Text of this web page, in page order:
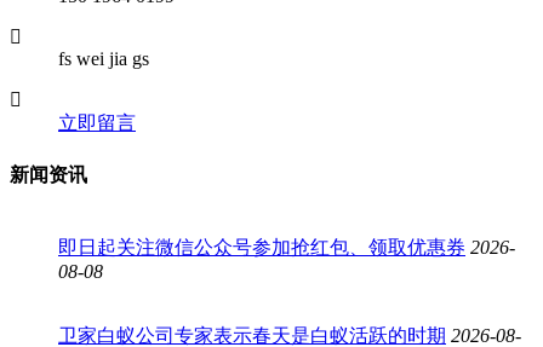
fs wei jia gs
立即留言
新闻资讯
即日起关注微信公众号参加抢红包、领取优惠券 2026-
08-08
卫家白蚁公司专家表示春天是白蚁活跃的时期 2026-08-